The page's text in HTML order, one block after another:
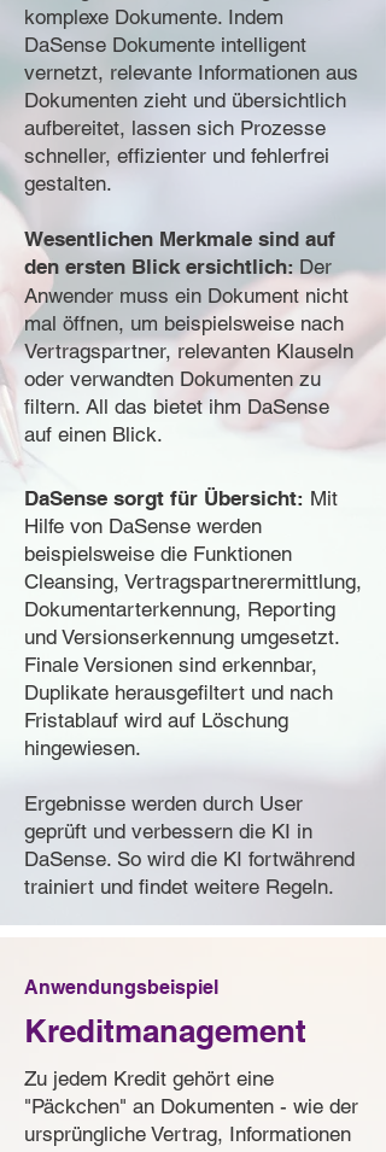
komplexe Dokumente. Indem
DaSense Dokumente intelligent
vernetzt, relevante Informationen aus
Dokumenten zieht und übersichtlich
aufbereitet, lassen sich Prozesse
schneller, effizienter und fehlerfrei
gestalten.
Wesentlichen Merkmale sind auf
den ersten Blick ersichtlich: Der
Anwender muss ein Dokument nicht
mal öffnen, um beispielsweise nach
Vertragspartner, relevanten Klauseln
oder verwandten Dokumenten zu
filtern. All das bietet ihm DaSense
auf einen Blick.
DaSense sorgt für Übersicht: Mit
Hilfe von DaSense werden
beispielsweise die Funktionen
Cleansing, Vertragspartnerermittlung,
Dokumentarterkennung, Reporting
und Versionserkennung umgesetzt.
Finale Versionen sind erkennbar,
Duplikate herausgefiltert und nach
Fristablauf wird auf Löschung
hingewiesen.
Ergebnisse werden durch User
geprüft und verbessern die KI in
DaSense. So wird die KI fortwährend
trainiert und findet weitere Regeln.
Anwendungsbeispiel
Kreditmanagement
Zu jedem Kredit gehört eine
"Päckchen" an Dokumenten - wie der
ursprüngliche Vertrag, Informationen